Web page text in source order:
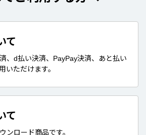
て
、d払い決済、PayPay決済、あと払い
いただけます。
て
ンロード商品です。